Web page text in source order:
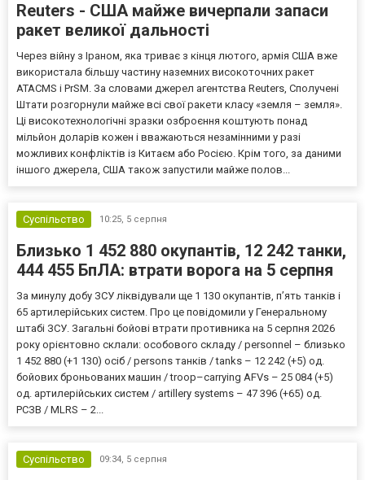
Reuters - США майже вичерпали запаси
ракет великої дальності
Через війну з Іраном, яка триває з кінця лютого, армія США вже
використала більшу частину наземних високоточних ракет
ATACMS і PrSM. За словами джерел агентства Reuters, Сполучені
Штати розгорнули майже всі свої ракети класу «земля – земля».
Ці високотехнологічні зразки озброєння коштують понад
мільйон доларів кожен і вважаються незамінними у разі
можливих конфліктів із Китаєм або Росією. Крім того, за даними
іншого джерела, США також запустили майже полов...
Суспільство 10:25, 5 серпня
Близько 1 452 880 окупантів, 12 242 танки,
444 455 БпЛА: втрати ворога на 5 серпня
За минулу добу ЗСУ ліквідували ще 1 130 окупантів, пʼять танків і
65 артилерійських систем. Про це повідомили у Генеральному
штабі ЗСУ. Загальні бойові втрати противника на 5 серпня 2026
року орієнтовно склали: особового складу / personnel – близько
1 452 880 (+1 130) осіб / persons танків / tanks – 12 242 (+5) од.
бойових броньованих машин / troop–carrying AFVs – 25 084 (+5)
од. артилерійських систем / artillery systems – 47 396 (+65) од.
РСЗВ / MLRS – 2...
Суспільство 09:34, 5 серпня